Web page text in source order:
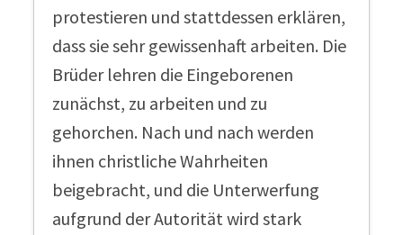
protestieren und stattdessen erklären,
dass sie sehr gewissenhaft arbeiten. Die
Brüder lehren die Eingeborenen
zunächst, zu arbeiten und zu
gehorchen. Nach und nach werden
ihnen christliche Wahrheiten
beigebracht, und die Unterwerfung
aufgrund der Autorität wird stark